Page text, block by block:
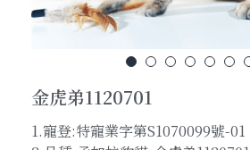
加LINE線上對談
搜索
金虎弟1120701
1.寵登:特寵業字第S1070099號-01